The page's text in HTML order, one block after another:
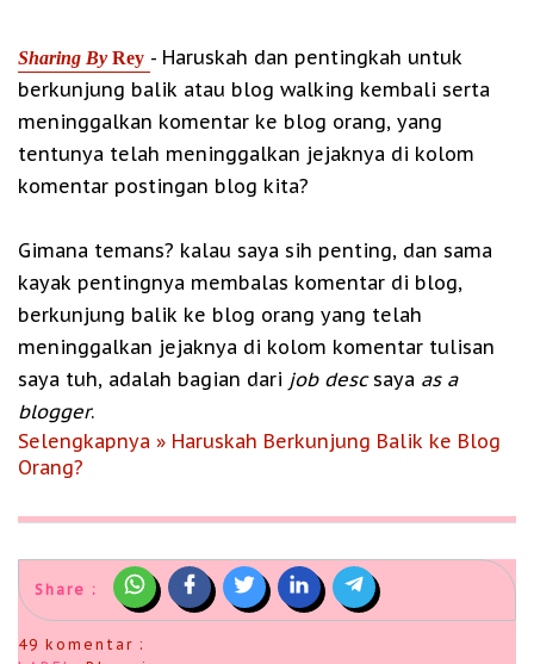
Sharing By Rey - Haruskah dan pentingkah untuk
berkunjung balik atau blog walking kembali serta
meninggalkan komentar ke blog orang, yang
tentunya telah meninggalkan jejaknya di kolom
komentar postingan blog kita?
Gimana temans? kalau saya sih penting, dan sama
kayak pentingnya membalas komentar di blog,
berkunjung balik ke blog orang yang telah
meninggalkan jejaknya di kolom komentar tulisan
saya tuh, adalah bagian dari job desc saya as a
blogger.
Selengkapnya » Haruskah Berkunjung Balik ke Blog
Orang?
Share :
49 komentar :